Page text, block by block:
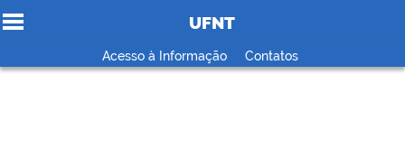
Ir para o conteúdo
UFNT
Acesso à Informação Contatos